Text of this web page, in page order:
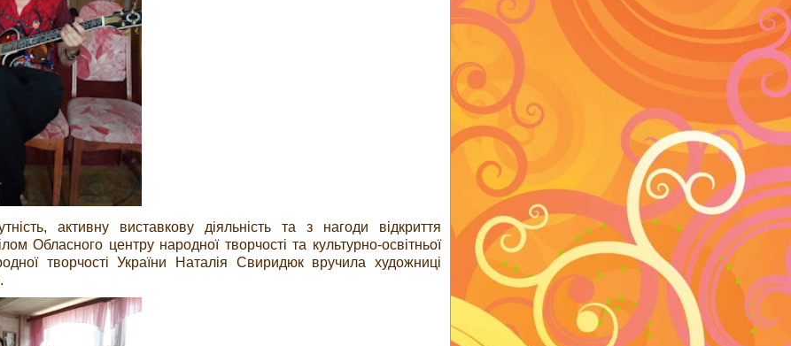
активну виставкову діяльність та з нагоди відкриття
Обласного центру народної творчості та культурно-освітньої
творчості України Наталія Свиридюк вручила художниці